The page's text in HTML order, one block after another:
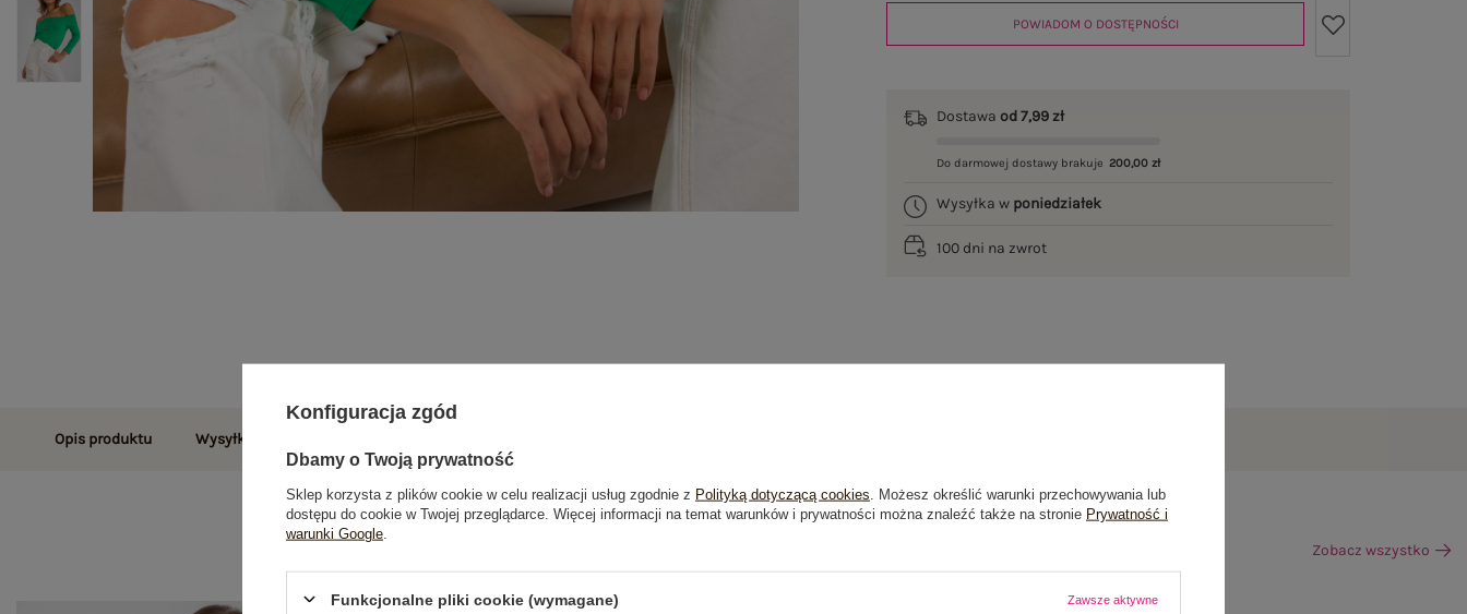
POWIADOM O DOSTĘPNOŚCI
Dostawaod 7,99 zł
Do darmowej dostawy brakuje 200,00 zł
Wysyłka w poniedziałek
100 dni na zwrot
Opis produktu Wysyłka i dostawa
Zobacz wszystko
Konfiguracja zgód
Dbamy o Twoją prywatność
Sklep korzysta z plików cookie w celu realizacji usług zgodnie z Polityką dotyczącą cookies . Możesz określić warunki przechowywania lub
dostępu do cookie w Twojej przeglądarce. Więcej informacji na temat warunków i prywatności można znaleźć także na stronie Prywatność i
warunki Google
Funkcjonalne pliki cookie (wymagane) Zawsze aktywne